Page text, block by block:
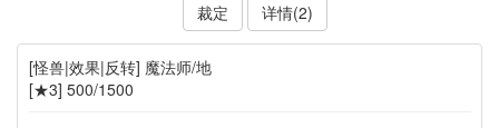
裁定
详情(2)
[怪兽|效果|反转] 魔法师/地
[★3] 500/1500